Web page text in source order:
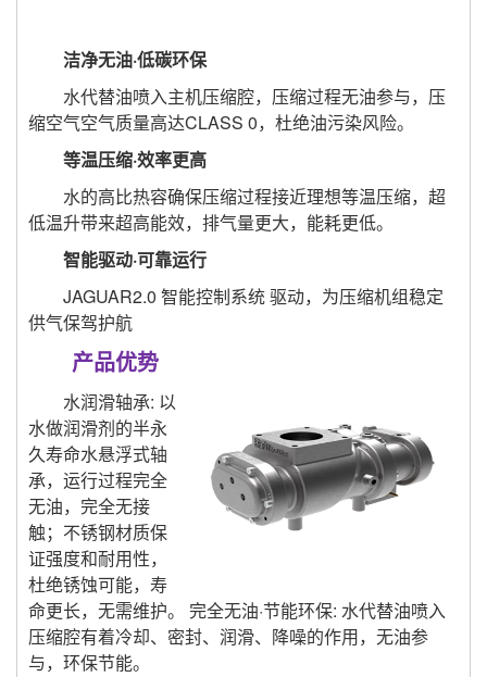
洁净无油·低碳环保
水代替油喷入主机压缩腔，压缩过程无油参与，压
缩空气空气质量高达CLASS 0，杜绝油污染风险。
等温压缩·效率更高
水的高比热容确保压缩过程接近理想等温压缩，超
低温升带来超高能效，排气量更大，能耗更低。
智能驱动·可靠运行
JAGUAR2.0 智能控制系统 驱动，为压缩机组稳定
供气保驾护航
产品优势
水润滑轴承: 以
水做润滑剂的半永
久寿命水悬浮式轴
承，运行过程完全
无油，完全无接
触；不锈钢材质保
证强度和耐用性，
杜绝锈蚀可能，寿
命更长，无需维护。 完全无油·节能环保: 水代替油喷入
压缩腔有着冷却、密封、润滑、降噪的作用，无油参
与，环保节能。